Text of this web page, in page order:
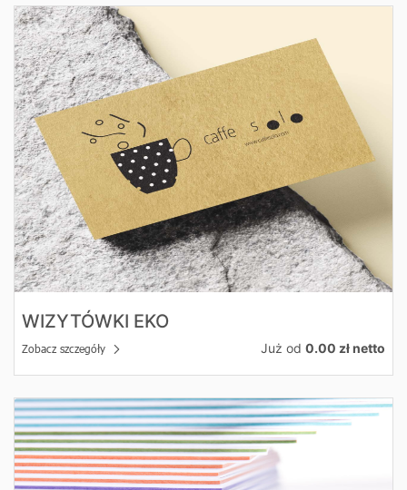
WIZYTÓWKI EKO
Już od 0.00 zł netto
Zobacz szczegóły
Zobacz szczegóły Wizytówki EKO
Zobacz szczegóły Wizytówki Multiloft